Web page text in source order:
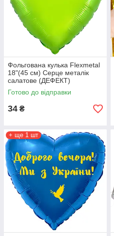
Фольгована кулька Flexmetal
18"(45 см) Серце металік
салатове (ДЕФЕКТ)
Готово до відправки
34 ₴
+ ще 1 шт